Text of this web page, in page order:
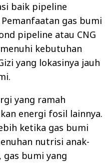
baik pipeline
gas bumi
pipeline atau CNG
kebutuhan
yang lokasinya jauh
yang ramah
energi fosil lainnya.
ketika gas bumi
nutrisi anak-
gas bumi yang